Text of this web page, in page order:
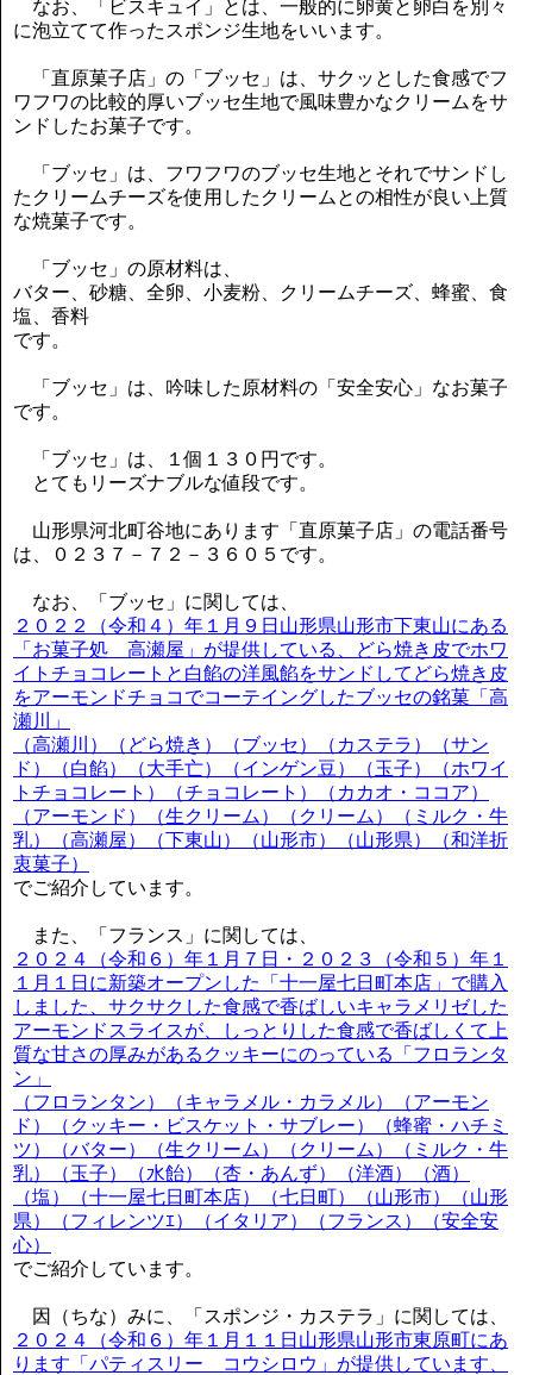
なお、「ビスキュイ」とは、一般的に卵黄と卵白を別々
に泡立てて作ったスポンジ生地をいいます。
「直原菓子店」の「ブッセ」は、サクッとした食感でフ
ワフワの比較的厚いブッセ生地で風味豊かなクリームをサ
ンドしたお菓子です。
「ブッセ」は、フワフワのブッセ生地とそれでサンドし
たクリームチーズを使用したクリームとの相性が良い上質
な焼菓子です。
「ブッセ」の原材料は、
バター、砂糖、全卵、小麦粉、クリームチーズ、蜂蜜、食
塩、香料
です。
「ブッセ」は、吟味した原材料の「安全安心」なお菓子
です。
「ブッセ」は、１個１３０円です。
とてもリーズナブルな値段です。
山形県河北町谷地にあります「直原菓子店」の電話番号
は、０２３７－７２－３６０５です。
なお、「ブッセ」に関しては、
２０２２（令和４）年１月９日山形県山形市下東山にある
「お菓子処 高瀬屋」が提供している、どら焼き皮でホワ
イトチョコレートと白餡の洋風餡をサンドしてどら焼き皮
をアーモンドチョコでコーテイングしたブッセの銘菓「高
瀬川」
（高瀬川）（どら焼き）（ブッセ）（カステラ）（サン
ド）（白餡）（大手亡）（インゲン豆）（玉子）（ホワイ
トチョコレート）（チョコレート）（カカオ・ココア）
（アーモンド）（生クリーム）（クリーム）（ミルク・牛
乳）（高瀬屋）（下東山）（山形市）（山形県）（和洋折
衷菓子）
でご紹介しています。
また、「フランス」に関しては、
２０２４（令和６）年１月７日・２０２３（令和５）年１
１月１日に新築オープンした「十一屋七日町本店」で購入
しました、サクサクした食感で香ばしいキャラメリゼした
アーモンドスライスが、しっとりした食感で香ばしくて上
質な甘さの厚みがあるクッキーにのっている「フロランタ
ン」
（フロランタン）（キャラメル・カラメル）（アーモン
ド）（クッキー・ビスケット・サブレー）（蜂蜜・ハチミ
ツ）（バター）（生クリーム）（クリーム）（ミルク・牛
乳）（玉子）（水飴）（杏・あんず）（洋酒）（酒）
（塩）（十一屋七日町本店）（七日町）（山形市）（山形
県）（フィレンツｴ）（イタリア）（フランス）（安全安
心）
でご紹介しています。
因（ちな）みに、「スポンジ・カステラ」に関しては、
２０２４（令和６）年１月１１日山形県山形市東原町にあ
ります「パティスリー コウシロウ」が提供しています、